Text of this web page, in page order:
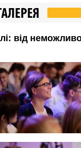
від